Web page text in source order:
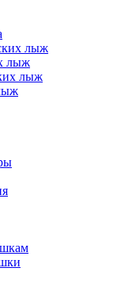
лыж
лыж
лыж